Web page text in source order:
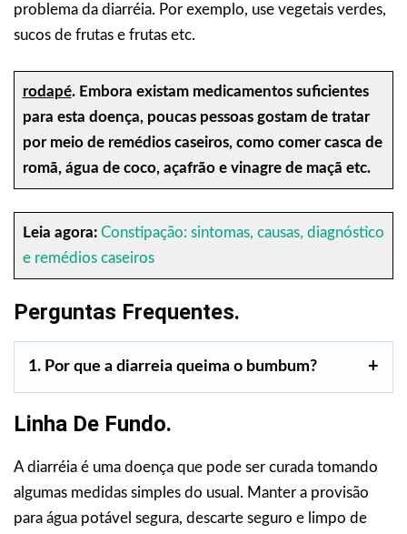
problema da diarréia. Por exemplo, use vegetais verdes,
sucos de frutas e frutas etc.
rodapé. Embora existam medicamentos suficientes
para esta doença, poucas pessoas gostam de tratar
por meio de remédios caseiros, como comer casca de
romã, água de coco, açafrão e vinagre de maçã etc.
Leia agora:Constipação: sintomas, causas, diagnóstico
e remédios caseiros
Perguntas Frequentes.
1. Por que a diarreia queima o bumbum?
Linha De Fundo.
A diarréia é uma doença que pode ser curada tomando
algumas medidas simples do usual. Manter a provisão
para água potável segura, descarte seguro e limpo de